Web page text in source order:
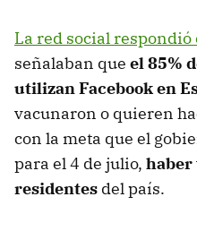
La red social
señalaban que el 85%
utilizan Facebook en
vacunaron o quieren
con la meta que el
para el 4 de julio, haber
residentes del país.